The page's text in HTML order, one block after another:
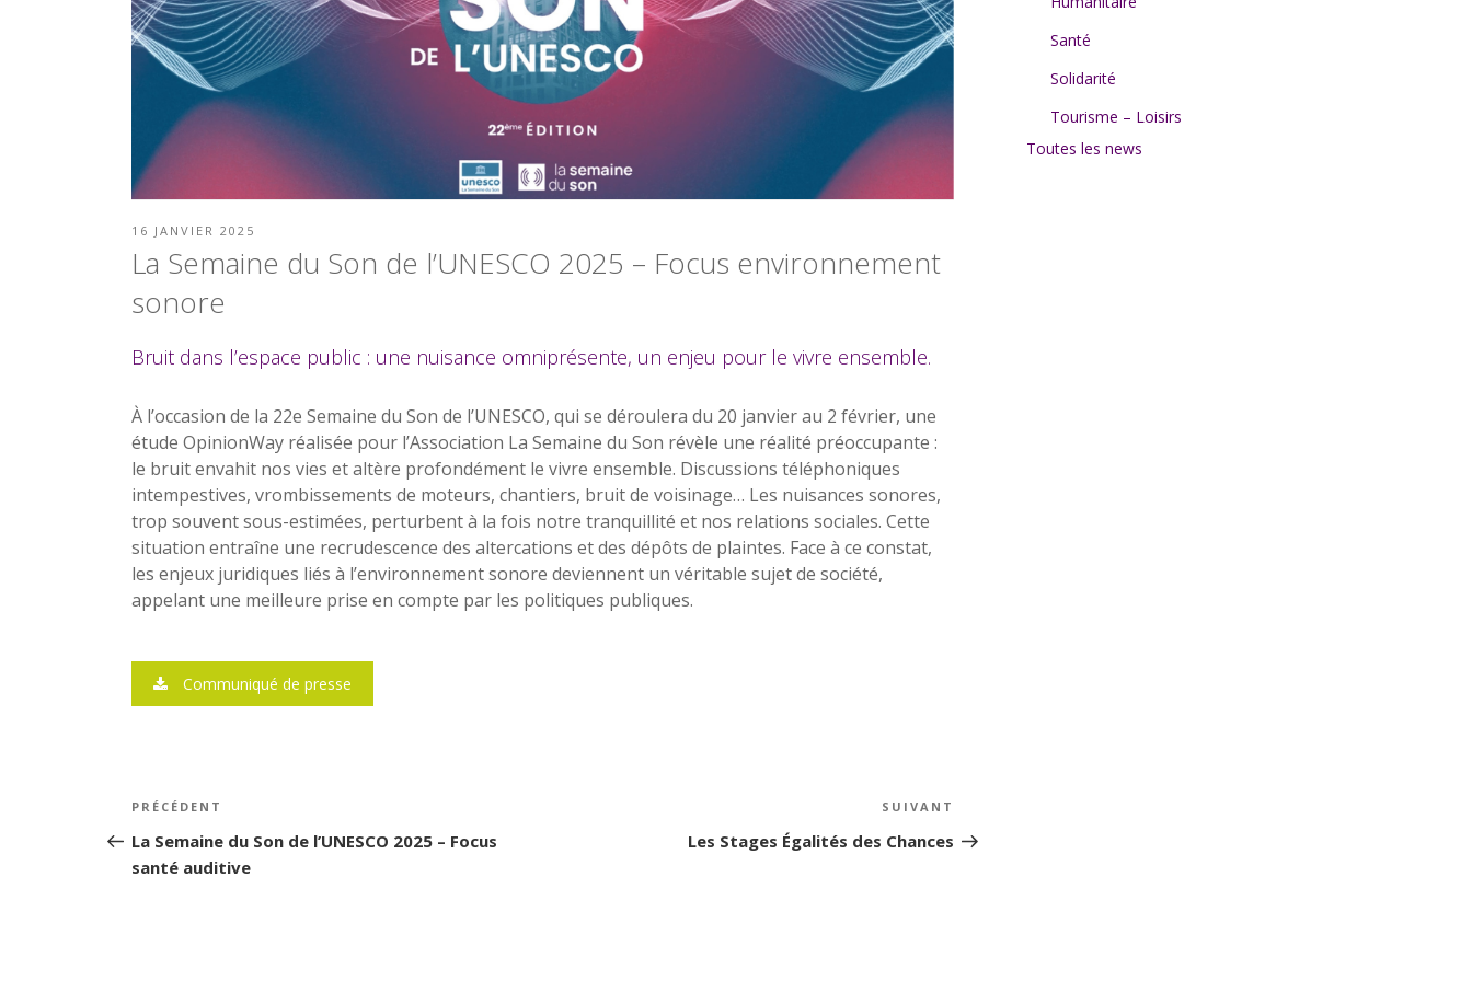
PUBLIÉ
16 JANVIER 2025
La Semaine du Son de l’UNESCO 2025 – Focus environnement
sonore
Bruit dans l’espace public : une nuisance omniprésente, un enjeu pour le vivre ensemble.
À l’occasion de la 22e Semaine du Son de l’UNESCO, qui se déroulera du 20 janvier au 2 février, une
étude OpinionWay réalisée pour l’Association La Semaine du Son révèle une réalité préoccupante :
le bruit envahit nos vies et altère profondément le vivre ensemble. Discussions téléphoniques
intempestives, vrombissements de moteurs, chantiers, bruit de voisinage… Les nuisances sonores,
trop souvent sous-estimées, perturbent à la fois notre tranquillité et nos relations sociales. Cette
situation entraîne une recrudescence des altercations et des dépôts de plaintes. Face à ce constat,
les enjeux juridiques liés à l’environnement sonore deviennent un véritable sujet de société,
appelant une meilleure prise en compte par les politiques publiques.
Communiqué de presse
Navigation
de
l’article
Article
précédent
PRÉCÉDENT
La Semaine du Son de l’UNESCO 2025 – Focus
santé auditive
suivant
SUIVANT
Les Stages Égalités des Chances
Santé
Solidarité
Tourisme – Loisirs
Toutes les news